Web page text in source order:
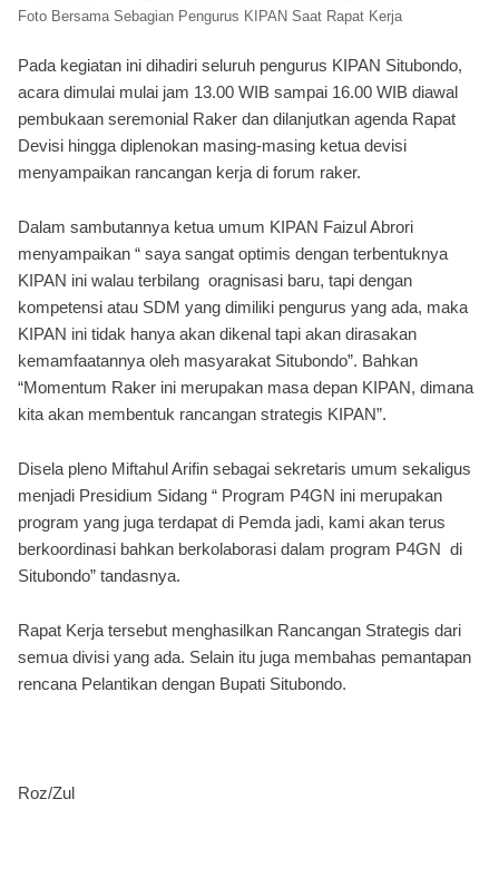
Foto Bersama Sebagian Pengurus KIPAN Saat Rapat Kerja
Pada kegiatan ini dihadiri seluruh pengurus KIPAN Situbondo,
acara dimulai mulai jam 13.00 WIB sampai 16.00 WIB diawal
pembukaan seremonial Raker dan dilanjutkan agenda Rapat
Devisi hingga diplenokan masing-masing ketua devisi
menyampaikan rancangan kerja di forum raker.
Dalam sambutannya ketua umum KIPAN Faizul Abrori
menyampaikan “ saya sangat optimis dengan terbentuknya
KIPAN ini walau terbilang oragnisasi baru, tapi dengan
kompetensi atau SDM yang dimiliki pengurus yang ada, maka
KIPAN ini tidak hanya akan dikenal tapi akan dirasakan
kemamfaatannya oleh masyarakat Situbondo”. Bahkan
“Momentum Raker ini merupakan masa depan KIPAN, dimana
kita akan membentuk rancangan strategis KIPAN”.
Disela pleno Miftahul Arifin sebagai sekretaris umum sekaligus
menjadi Presidium Sidang “ Program P4GN ini merupakan
program yang juga terdapat di Pemda jadi, kami akan terus
berkoordinasi bahkan berkolaborasi dalam program P4GN di
Situbondo” tandasnya.
Rapat Kerja tersebut menghasilkan Rancangan Strategis dari
semua divisi yang ada. Selain itu juga membahas pemantapan
rencana Pelantikan dengan Bupati Situbondo.
Roz/Zul